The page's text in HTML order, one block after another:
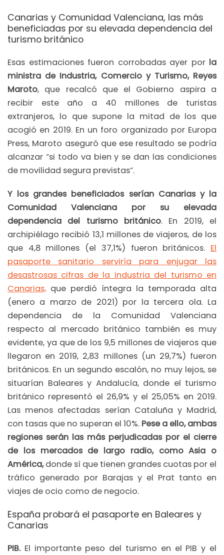
Canarias y Comunidad Valenciana, las más
beneficiadas por su elevada dependencia del
turismo británico
Esas estimaciones fueron corrobadas ayer por la
ministra de Industria, Comercio y Turismo, Reyes
Maroto, que recalcó que el Gobierno aspira a
recibir este año a 40 millones de turistas
extranjeros, lo que supone la mitad de los que
acogió en 2019. En un foro organizado por Europa
Press, Maroto aseguró que ese resultado se podría
alcanzar “si todo va bien y se dan las condiciones
de movilidad segura previstas”.
Y los grandes beneficiados serían Canarias y la
Comunidad Valenciana por su elevada
dependencia del turismo británico. En 2019, el
archipiélago recibió 13,1 millones de viajeros, de los
que 4,8 millones (el 37,1%) fueron británicos. El
pasaporte sanitario serviría para enjugar las
desastrosas cifras de la industria del turismo en
Canarias, que perdió íntegra la temporada alta
(enero a marzo de 2021) por la tercera ola. La
dependencia de la Comunidad Valenciana
respecto al mercado británico también es muy
evidente, ya que de los 9,5 millones de viajeros que
llegaron en 2019, 2,83 millones (un 29,7%) fueron
británicos. En un segundo escalón, no muy lejos, se
situarían Baleares y Andalucía, donde el turismo
británico representó el 26,9% y el 25,05% en 2019.
Las menos afectadas serían Cataluña y Madrid,
con tasas que no superan el 10%. Pese a ello, ambas
regiones serán las más perjudicadas por el cierre
de los mercados de largo radio, como Asia o
América,donde sí que tienen grandes cuotas por el
tráfico generado por Barajas y el Prat tanto en
viajes de ocio como de negocio.
España probará el pasaporte en Baleares y
Canarias
PIB. El importante peso del turismo en el PIB y el